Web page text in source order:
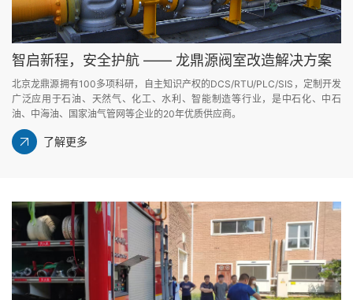
智启新程，安全护航 —— 龙鼎源阀室改造解决方案
北京龙鼎源拥有100多项科研，自主知识产权的DCS/RTU/PLC/SIS，定制开发
广泛应用于石油、天然气、化工、水利、智能制造等行业，是中石化、中石
油、中海油、国家油气管网等企业的20年优质供应商。
了解更多